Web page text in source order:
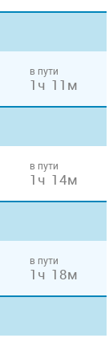
в пути
1ч 11м
в пути
1ч 14м
в пути
1ч 18м